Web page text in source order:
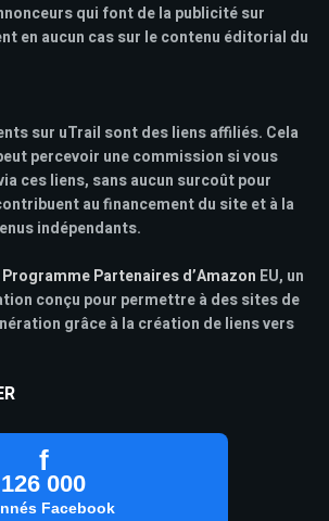
qui font de la publicité sur
en aucun cas sur le contenu éditorial du
sur uTrail sont des liens affiliés. Cela
percevoir une commission si vous
ces liens, sans aucun surcoût pour
au financement du site et à la
indépendants.
Programme Partenaires d’Amazon EU, un
conçu pour permettre à des sites de
grâce à la création de liens vers
f
126 000
Facebook